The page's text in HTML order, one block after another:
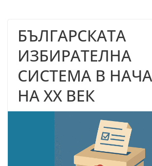
БЪЛГАРСКАТА
ИЗБИРАТЕЛНА
СИСТЕМА В
НА XX ВЕК